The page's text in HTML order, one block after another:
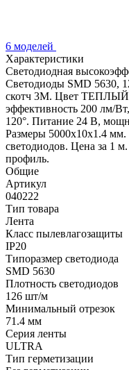
6 моделей
Характеристики
Светодиодная
Светодиоды SMD 5630,
скотч 3M. Цвет ТЕПЛЫЙ
эффективность 200 лм/
120°. Питание 24 В,
Размеры 5000x10x1.4
светодиодов. Цена за 1
профиль.
Общие
Артикул
040222
Тип товара
Лента
Класс пылевлагозащиты
IP20
Типоразмер светодиода
SMD 5630
Плотность светодиодов
126 шт/м
Минимальный отрезок
71.4 мм
Серия ленты
ULTRA
Тип герметизации